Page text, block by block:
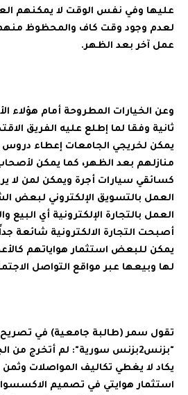
عليها وفي نفس الوقت لا يمكنهم
لعدم وجود وقت كاف والمحظوظ
عمل آخر بعد الظهر.
وعن الخيارات المطروحة أمام
يمكن لخريجي الجامعات إعطاء
منازلهم بعد الظهر، كما يمكن
كسائقي سيارات أجرة ويمكن لمن لا
العمل بالتسويق الإلكتروني لبعض
العمل بالتجارة الإلكترونية أي البيع
أصبحت التجارة الالكترونية شائعة جداً
يمكن للبعض استثمار هواياتهم
لها وبيعها عبر مواقع التواصل
تقول سمر (طالبة جامعية) في
"بزنس2بزنس سورية": لم أتخرج
يكاد لا يغطي تكاليف المواصلات
استثمار هوايتي في تصميم